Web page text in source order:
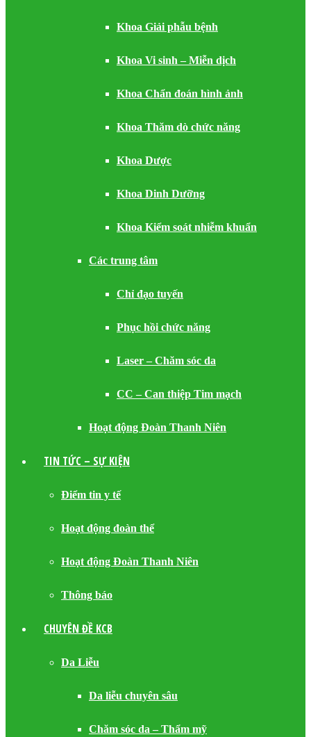
Khoa Giải phẫu bệnh
Khoa Vi sinh – Miễn dịch
Khoa Chẩn đoán hình ảnh
Khoa Thăm dò chức năng
Khoa Dược
Khoa Dinh Dưỡng
Khoa Kiểm soát nhiễm khuẩn
Các trung tâm
Chỉ đạo tuyến
Phục hồi chức năng
Laser – Chăm sóc da
CC – Can thiệp Tim mạch
Hoạt động Đoàn Thanh Niên
TIN TỨC – SỰ KIỆN
Điểm tin y tế
Hoạt động đoàn thể
Hoạt động Đoàn Thanh Niên
Thông báo
CHUYÊN ĐỀ KCB
Da Liễu
Da liễu chuyên sâu
Chăm sóc da – Thẩm mỹ